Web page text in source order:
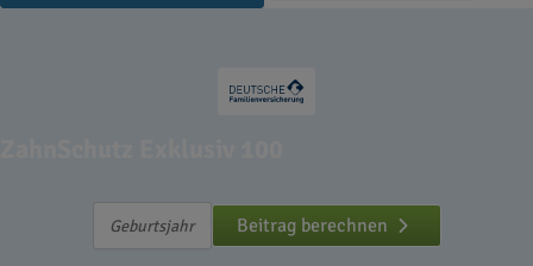
Beitrag berechnen